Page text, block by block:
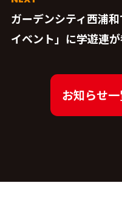
ガーデンシティ西浦
イベント」に学遊連が
お知らせ